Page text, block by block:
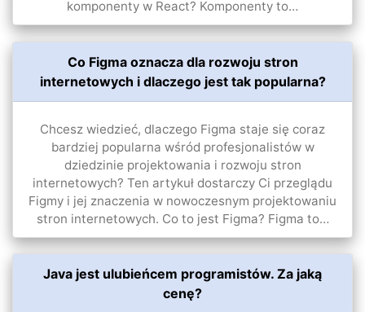
komponenty w React? Komponenty to…
Co Figma oznacza dla rozwoju stron
internetowych i dlaczego jest tak popularna?
Chcesz wiedzieć, dlaczego Figma staje się coraz
bardziej popularna wśród profesjonalistów w
dziedzinie projektowania i rozwoju stron
internetowych? Ten artykuł dostarczy Ci przeglądu
Figmy i jej znaczenia w nowoczesnym projektowaniu
stron internetowych. Co to jest Figma? Figma to…
Java jest ulubieńcem programistów. Za jaką
cenę?